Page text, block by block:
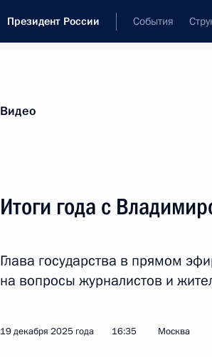
Президент России События
Все материалы
Ответы на вопросы
Видео
Итоги года с
Глава государства в прямом
на вопросы журналистов и
19 декабря 2025 года 16:35 Москва